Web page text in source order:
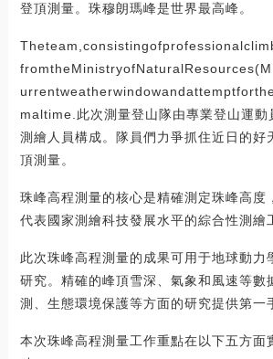
登頂測量。珠穆朗瑪峰是世界最高峰。
maltime.此次測量登山隊由專業登山運動
測繪人員構成。隊員們力爭抓住近日的好
頂測量。
珠峰高程測量的核心是精確測定珠峰高度
代表國家測繪科技發展水平的綜合性測繪
此次珠峰高程測量的成果可用于地球動力
研究。精確的峰頂雪深、氣象和風速等數
測、生態環境保護等方面的研究提供第一
本次珠峰高程測量工作重點在以下五方面